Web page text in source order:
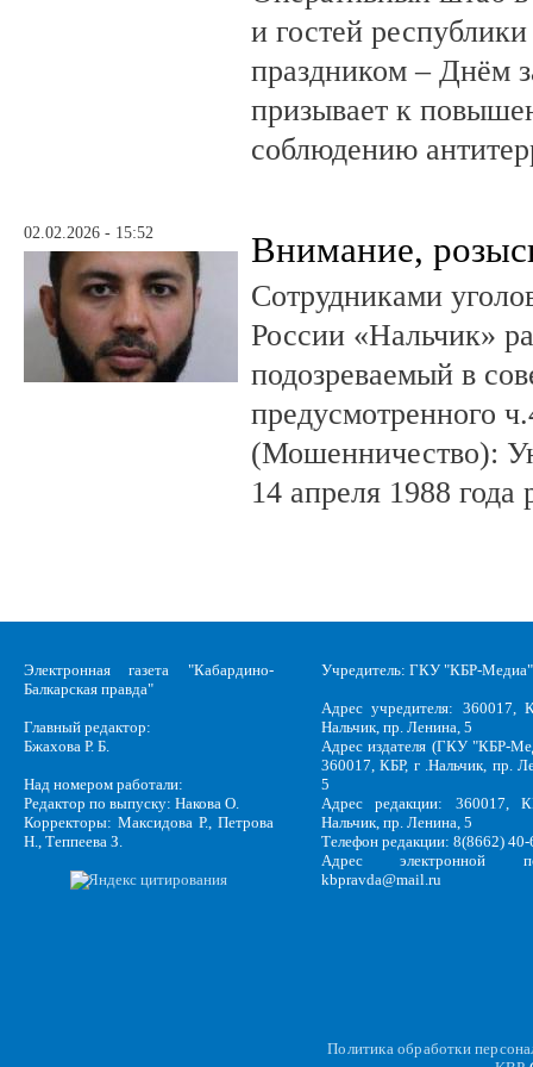
и гостей
праздником – Днём
призывает к
соблюдению
02.02.2026 - 15:52 Внимание,
Сотрудниками
России «Нальчик»
подозреваемый в
предусмотренного
(Мошенничество):
14 апреля 1988 года
Электронная газета "Кабардино-
Балкарская правда"
Главный редактор:
Бжахова Р. Б.
Над номером работали:
Редактор по выпуску: Накова О.
Корректоры: Максидова Р., Петрова
Н., Теппеева З.
Учредитель: ГКУ "КБР-Медиа"
Адрес учредителя: 360017,
Нальчик, пр. Ленина, 5
Адрес издателя (ГКУ "КБР-
360017, КБР, г .Нальчик, пр.
5
Адрес редакции: 360017,
Нальчик, пр. Ленина, 5
Телефон редакции: 8(8662)
Адрес электронной
kbpravda@mail.ru
Политика обработки